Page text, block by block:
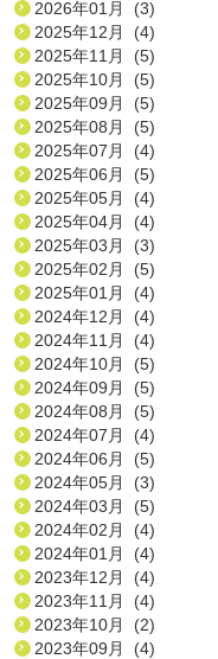
2026年01月 (3)
2025年12月 (4)
2025年11月 (5)
2025年10月 (5)
2025年09月 (5)
2025年08月 (5)
2025年07月 (4)
2025年06月 (5)
2025年05月 (4)
2025年04月 (4)
2025年03月 (3)
2025年02月 (5)
2025年01月 (4)
2024年12月 (4)
2024年11月 (4)
2024年10月 (5)
2024年09月 (5)
2024年08月 (5)
2024年07月 (4)
2024年06月 (5)
2024年05月 (3)
2024年03月 (5)
2024年02月 (4)
2024年01月 (4)
2023年12月 (4)
2023年11月 (4)
2023年10月 (2)
2023年09月 (4)